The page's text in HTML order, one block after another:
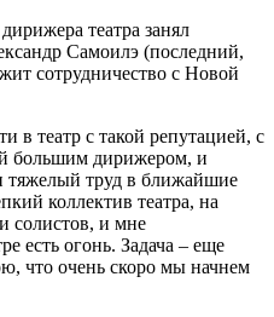
театра занял
Самоилэ (последний,
сотрудничество с Новой
театр с такой репутацией, с
большим дирижером, и
тяжелый труд в ближайшие
коллектив театра, на
солистов, и мне
есть огонь. Задача – еще
что очень скоро мы начнем